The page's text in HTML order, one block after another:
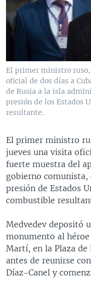
VENEZUELA
BRASIL
NICARAGUA
ECONOMÍA
ENTRETENIMIENTO Y
TECNOLOGÍA
DEPORTES
CIENCIA Y SALUD
MULTIMEDIA
VIDEOS
FOTOGRAFÍA
AUDIOS
PROGRAMAS TV
EL MUNDO AL DÍA
FORO
VISIÓN 360
LAS CLAVES
PANORAMA
AVANCE
AUDIONOTICIAS
BUENOS DÍAS
ESTADOS UNIDOS AL
EL MUNDO AL DÍA
FORO [RADIO]
DEPORTIVO
NOTA ECONÓMICA
DIRECT
DOCUMENTALES DE LA
Learning English
Idiomas
El primer ministro
oficial de dos días a
de Rusia a la isla
presión de los Estados
resultante.
El primer ministro
jueves una visita
fuerte muestra del
gobierno comunista,
presión de Estados
combustible
Medvedev depositó
monumento al héroe
Martí, en la Plaza de
antes de reunirse
Díaz-Canel y